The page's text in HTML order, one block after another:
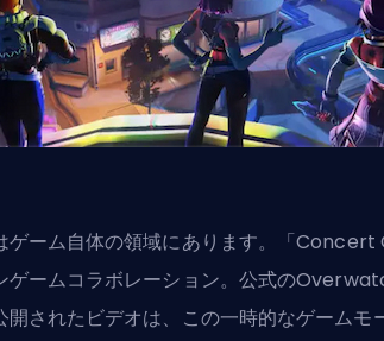
ゲーム自体の領域にあります。「Concert
ゲームコラボレーション。公式の
開されたビデオは、この一時的なゲームモ